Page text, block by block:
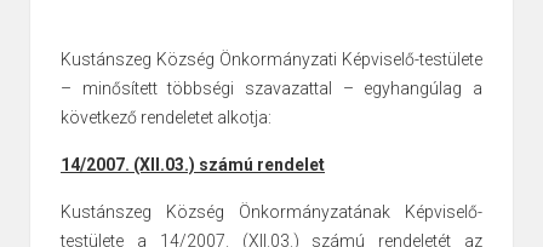
Kustánszeg Község Önkormányzati Képviselő-testülete
– minősített többségi szavazattal – egyhangúlag a
következő rendeletet alkotja:
14/2007. (XII.03.) számú rendelet
Kustánszeg Község Önkormányzatának Képviselő-
testülete a 14/2007. (XII.03.) számú rendeletét az